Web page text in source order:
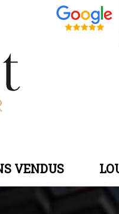
VENDUS